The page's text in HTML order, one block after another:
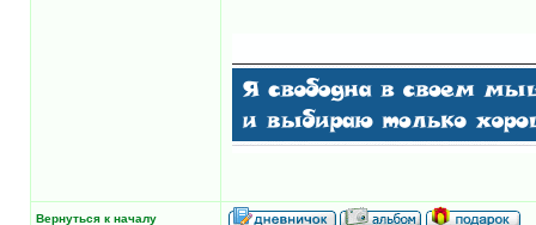
Вернуться к началу